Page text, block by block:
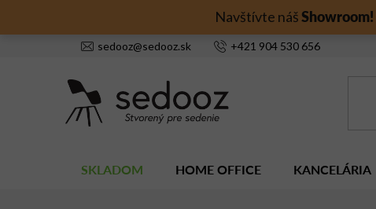
Navštívte nášShowroom!
sedooz@sedooz.sk +421 904 530 656
SKLADOM HOME OFFICE KANCELÁRIA